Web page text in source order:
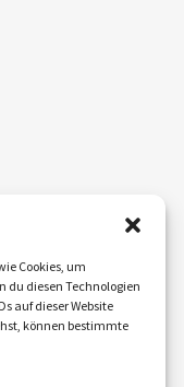
Cookies, um
du diesen Technologien
auf dieser Website
können bestimmte